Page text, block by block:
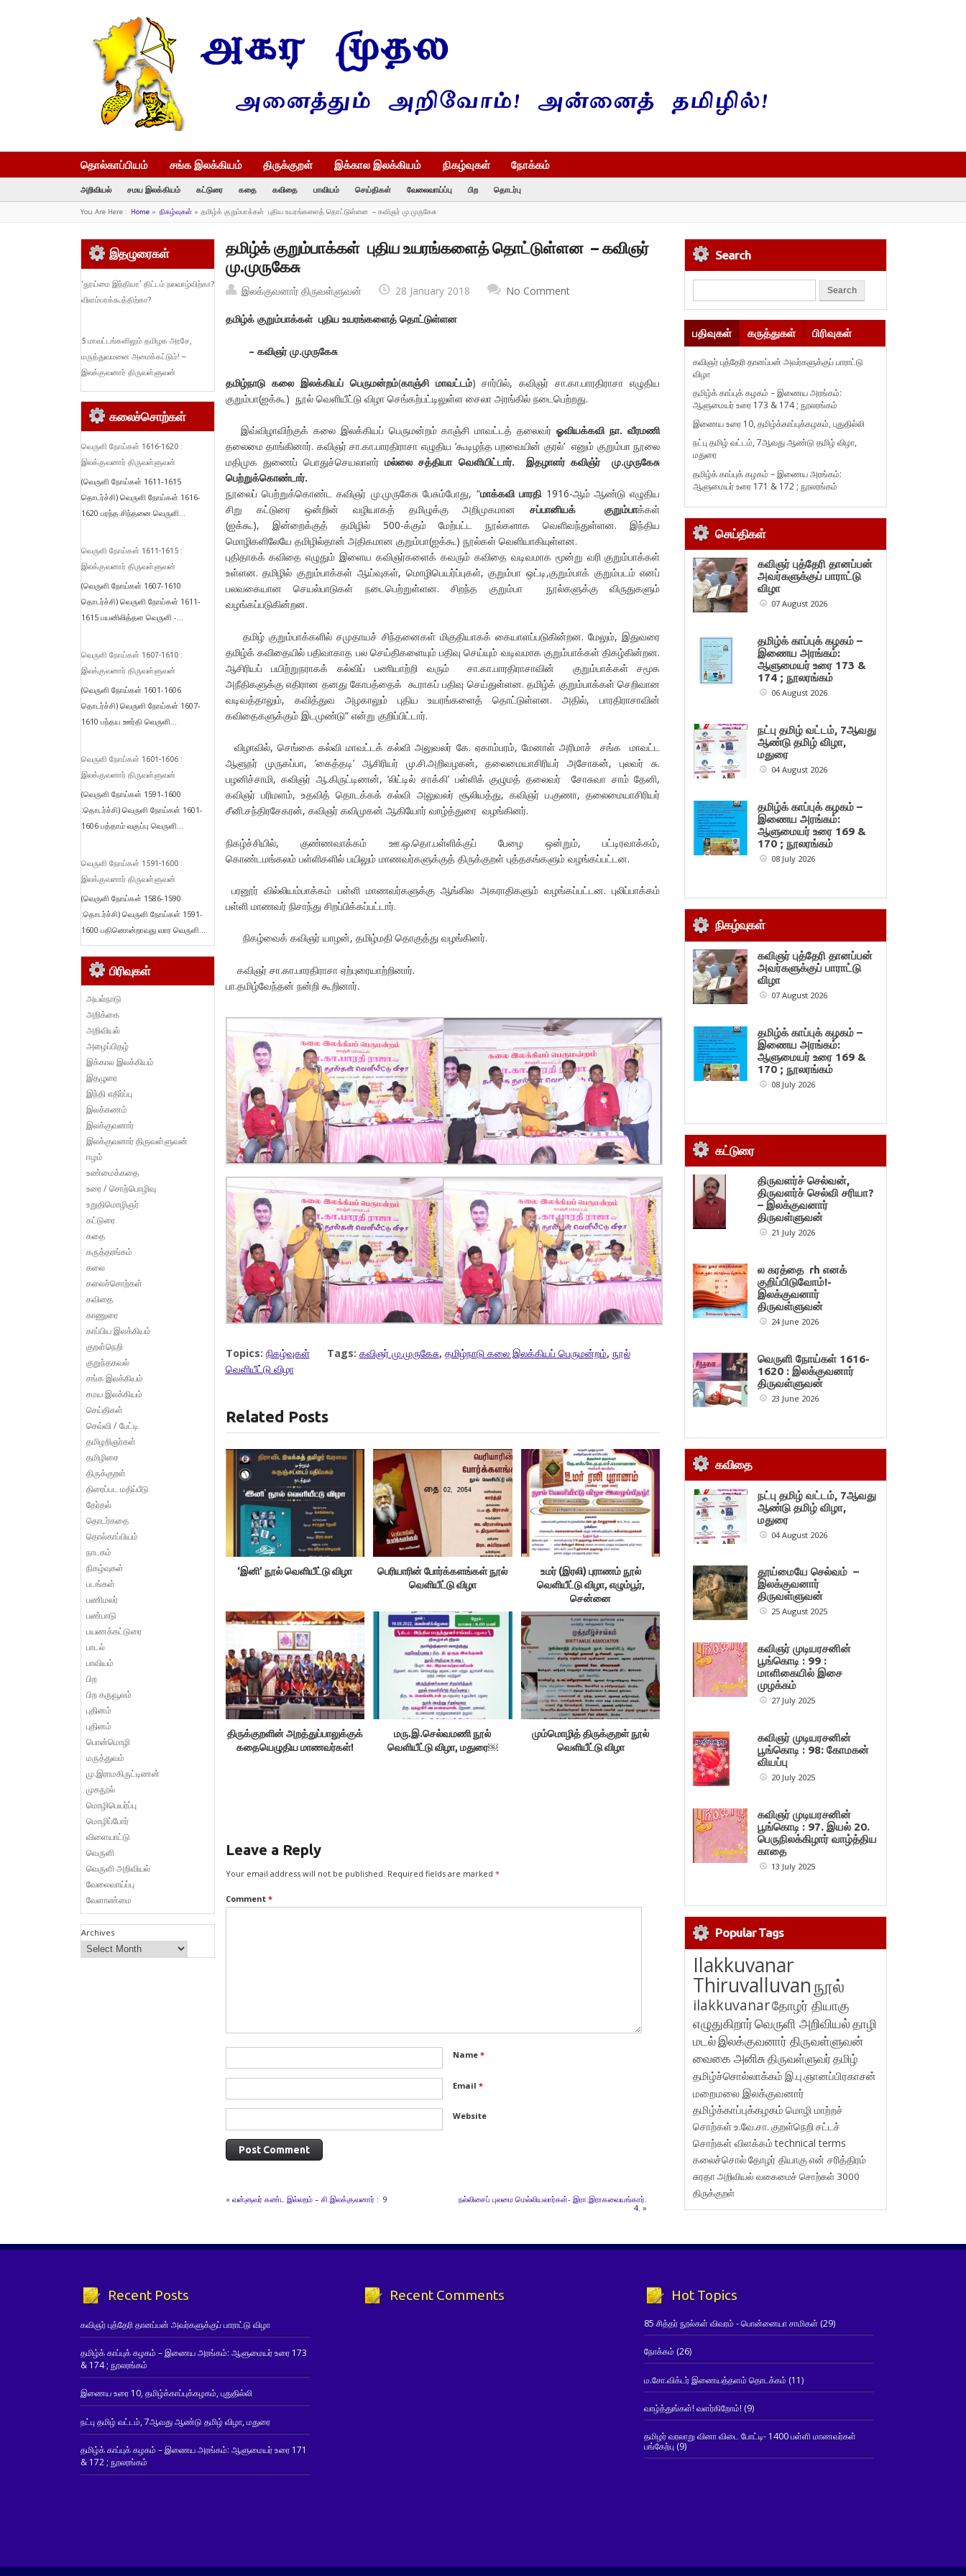
தொல்காப்பியம் சங்க இலக்கியம் திருக்குறள் இக்கால இலக்கியம் நிகழ்வுகள் நோக்கம்
அறிவியல் சமய இலக்கியம் கட்டுரை கதை கவிதை பாவியம் செய்திகள் வேலைவாய்ப்பு பிற தொடர்பு
You Are Here : Home» நிகழ்வுகள்» தமிழ்க் குறும்பாக்கள் புதிய உயரங்களைத் தொட்டுள்ளன – கவிஞர் மு.முருகேசு
தமிழ்க் குறும்பாக்கள் புதிய உயரங்களைத் தொட்டுள்ளன – கவிஞர்
மு.முருகேசு
இலக்குவனார் திருவள்ளுவன் 28 January 2018 No Comment
தமிழ்க் குறும்பாக்கள் புதிய உயரங்களைத் தொட்டுள்ளன
– கவிஞர் மு.முருகேசு
தமிழ்நாடு கலை இலக்கியப் பெருமன்றம்(காஞ்சி மாவட்டம்) சார்பில், கவிஞர் சா.கா.பாரதிராசா எழுதிய
குறும்பா(ஐக்கூ) நூல் வெளியீட்டு விழா செங்கற்பட்டிலுள்ள சைலா அரங்கில் நடைபெற்றது.
இவ்விழாவிற்குக் கலை இலக்கியப் பெருமன்றம் காஞ்சி மாவட்டத் தலைவர்ஓவியக்கவி நா. வீரமணி
தலைமை தாங்கினார். கவிஞர் சா.கா.பாரதிராசா எழுதிய ‘கூடிழந்த பறவையின் குரல்’ எனும் குறும்பா நூலை
மதிமுக துணைப் பொதுச்செயலாளர்மல்லை சத்தியா வெளியிட்டார். இதழாளர் கவிஞ்ர் மு.முருகேசு
பெற்றுக்கொண்டார்.
நூலைப் பெற்றுக்கொண்ட கவிஞர் மு.முருகேசு பேசும்போது, “மாக்கவி பாரதி1916-ஆம் ஆண்டு எழுதிய
சிறு கட்டுரை ஒன்றின் வழியாகத் தமிழுக்கு அறிமுகமானசப்பானியக் குறும்பாக்கள்
(ஐக்கூ), இன்றைக்குத் தமிழில் 500-க்கும் மேற்பட்ட நூல்களாக வெளிவந்துள்ளன. இந்திய
மொழிகளிலேயே தமிழில்தான் அதிகமான குறும்பா(ஐக்கூ) நூல்கள் வெளியாகியுள்ளன.
புதிதாகக் கவிதை எழுதும் இளைய கவிஞர்களைக் கவரும் கவிதை வடிவமாக மூன்று வரி குறும்பாக்கள்
உள்ளன. தமிழில் குறும்பாக்கள் ஆய்வுகள், மொழிபெயர்ப்புகள், குறும்பா ஒட்டி,குறும்பாக் குறும்படம் எனப்
பலவகையான செயல்பாடுகள் நடைபெற்றுள்ளன. சிறந்த குறும்பா நூல்களுக்கு விருதுகளும்
வழங்கப்படுகின்றன.
தமிழ் குறும்பாக்களில் சமுதாயச் சிந்தனைகள் மிகுதியாகக் கையாளப்படுகின்றன. மேலும், இதுவரை
தமிழ்க் கவிதையில் பதிவாகாத பல செய்திகளையும் பதிவு செய்யும் வடிவமாக குறும்பாக்கள் திகழ்கின்றன.
ஆசிரியப் பயிற்றுநராகக் கல்விப் பணியாற்றி வரும் சா.கா.பாரதிராசாவின் குறும்பாக்கள் சமூக
அநீதிகளுக்கு எதிரான தனது கோபத்தைக் கூராகப் பதிவு செய்துள்ளன. தமிழ்க் குறும்பாக்கள் செறிவான
வடிவத்தாலும், கவித்துவ அழகாலும் புதிய உயரங்களைத் தொட்டுள்ளன. அதில், பாரதிராசாவின்
கவிதைகளுக்கும் இடமுண்டு” என்று குறிப்பிட்டார்.
விழாவில், செங்கை கல்வி மாவட்டக் கல்வி அலுவலர் கே. ஏகாம்பரம், மேனாள் அரிமாச் சங்க மாவட்ட
ஆளுநர் முருகப்பா, ’கைத்தடி’ ஆசிரியர் மு.சி.அறிவழகன், தலைமையாசிரியர் அசோகன், புலவர் சு.
பழனிச்சாமி, கவிஞர் ஆ.கிருட்டிணன், ‘லிட்டில் சாக்கி’ பள்ளிக் குழுமத் தலைவர் சோசுவா சாம் தேனி,
கவிஞர் பரிமளம், உதவித் தொடக்கக் கல்வி அலுவலர் சூலியத்து, கவிஞர் ப.குணா, தலைமையாசிரியர்
சீனி.சந்திரசேகரன், கவிஞர் கவிமுகன் ஆகியோர் வாழ்த்துரை வழங்கினர்.
நிகழ்ச்சியில், குண்ணவாக்கம் ஊ.ஒ.தொ.பள்ளிக்குப் பேழை ஒன்றும், பட்டிரவாக்கம்,
கொண்டமங்கலம் பள்ளிகளில் பயிலும் மாணவர்களுக்குத் திருக்குறள் புத்தகங்களும் வழங்கப்பட்டன.
பரனூர் வில்லியம்பாக்கம் பள்ளி மாணவர்களுக்கு ஆங்கில அகராதிகளும் வழங்கப்பட்டன. புலிப்பாக்கம்
பள்ளி மாணவர் நிசாந்து சிறப்பிக்கப்பட்டார்.
நிகழ்வைக் கவிஞர் யாழன், தமிழ்மதி தொகுத்து வழங்கினர்.
கவிஞர் சா.கா.பாரதிராசா ஏற்புரையாற்றினார்.
பா.தமிழ்வேந்தன் நன்றி கூறினார்.
Topics: நிகழ்வுகள் Tags: கவிஞர் மு.முருகேசு, தமிழ்நாடு கலை இலக்கியப் பெருமன்றம், நூல்
வெளியீட்டு விழா
Related Posts
‘இனி’ நூல் வெளியீட்டு விழா
பெரியாரின் போர்க்களங்கள் நூல்
வெளியீட்டு விழா
உமர் (இரலி) புராணம் நூல்
வெளியீட்டு விழா, எழும்பூர்,
சென்னை
திருக்குறளின் அறத்துப்பாலுக்குக்
கதையெழுதிய மாணவர்கள்!
மரு.இ.செல்வமணி நூல்
வெளியீட்டு விழா, மதுரை￼
மும்மொழித் திருக்குறள் நூல்
வெளியீட்டு விழா
Leave a Reply
Your email address will not be published. Required fields are marked *
Comment *
Name *
Email *
Website
« வள்ளுவர் கண்ட இல்லறம் – சி.இலக்குவனார் : 9
நல்லிசைப் புலமை மெல்லியலார்கள்- இரா.இராகவையங்கார்.
4. »
இதழுரைகள்
‘தூய்மை இந்தியா’ திட்டம் நலவாழ்விற்கா?
விளம்பரக்கூத்திற்கா?
5 மாவட்டங்களிலும் தமிழக அரசே,
மருத்துவமனை அமைக்கட்டும்! –
இலக்குவனார் திருவள்ளுவன்
கலைச்சொற்கள்
வெருளி நோய்கள் 1616-1620 :
இலக்குவனார் திருவள்ளுவன்
(வெருளி நோய்கள் 1611-1615
தொடர்ச்சி) வெருளி நோய்கள் 1616-
1620 பரந்த சிந்தனை வெருளி...
வெருளி நோய்கள் 1611-1615 :
இலக்குவனார் திருவள்ளுவன்
(வெருளி நோய்கள் 1607-1610
தொடர்ச்சி) வெருளி நோய்கள் 1611-
1615 பயனிலித்தள வெருளி -...
வெருளி நோய்கள் 1607-1610 :
இலக்குவனார் திருவள்ளுவன்
(வெருளி நோய்கள் 1601-1606
தொடர்ச்சி) வெருளி நோய்கள் 1607-
1610 பந்தய ஊர்தி வெருளி...
வெருளி நோய்கள் 1601-1606 :
இலக்குவனார் திருவள்ளுவன்
(வெருளி நோய்கள் 1591-1600
:தொடர்ச்சி) வெருளி நோய்கள் 1601-
1606 பத்தாம் வகுப்பு வெருளி...
வெருளி நோய்கள் 1591-1600 :
இலக்குவனார் திருவள்ளுவன்
(வெருளி நோய்கள் 1586-1590
:தொடர்ச்சி) வெருளி நோய்கள் 1591-
1600 பதினொன்றாவது வார வெருளி...
பிரிவுகள்
அயல்நாடு
அறிக்கை
அறிவியல்
அழைப்பிதழ்
இக்கால இலக்கியம்
இதழுரை
இந்தி எதிர்ப்பு
இலக்கணம்
இலக்குவனார்
இலக்குவனார் திருவள்ளுவன்
ஈழம்
உண்மைக்கதை
உரை / சொற்பொழிவு
உறுதிமொழிஞர்
கட்டுரை
கதை
கருத்தரங்கம்
கலை
கலைச்சொற்கள்
கவிதை
காணுரை
காப்பிய இலக்கியம்
குறள்நெறி
குறுந்தகவல்
சங்க இலக்கியம்
சமய இலக்கியம்
செய்திகள்
செவ்வி / பேட்டி
தமிழறிஞர்கள்
தமிழிசை
திருக்குறள்
திரைப்பட மதிப்பீடு
தேர்தல்
தொடர்கதை
தொல்காப்பியம்
நாடகம்
நிகழ்வுகள்
படங்கள்
பணிமலர்
பண்பாடு
பயணக்கட்டுரை
பாடல்
பாவியம்
பிற
பிற கருவூலம்
புதினம்
புதினம்
பொன்மொழி
மருத்துவம்
மு.இராமகிருட்டிணன்
முகநூல்
மொழிபெயர்ப்பு
மொழிப்போர்
விளையாட்டு
வெருளி
வெருளி அறிவியல்
வேலைவாய்ப்பு
வேளாண்மை
Archives
Search
பதிவுகள் கருத்துகள் பிரிவுகள்
கவிஞர் புத்தேரி தானப்பன் அவர்களுக்குப் பாராட்டு
விழா
தமிழ்க் காப்புக் கழகம் – இணைய அரங்கம்:
ஆளுமையர் உரை 173 & 174 ; நூலரங்கம்
இணைய உரை 10, தமிழ்க்காப்புக்கழகம், புதுதில்லி
நட்பு தமிழ் வட்டம், 7ஆவது ஆண்டு தமிழ் விழா,
மதுரை
தமிழ்க் காப்புக் கழகம் – இணைய அரங்கம்:
ஆளுமையர் உரை 171 & 172 ; நூலரங்கம்
செய்திகள்
கவிஞர் புத்தேரி தானப்பன்
அவர்களுக்குப் பாராட்டு
விழா
07 August 2026
தமிழ்க் காப்புக் கழகம் –
இணைய அரங்கம்:
ஆளுமையர் உரை 173 &
174 ; நூலரங்கம்
06 August 2026
நட்பு தமிழ் வட்டம், 7ஆவது
ஆண்டு தமிழ் விழா,
மதுரை
04 August 2026
தமிழ்க் காப்புக் கழகம் –
இணைய அரங்கம்:
ஆளுமையர் உரை 169 &
170 ; நூலரங்கம்
08 July 2026
நிகழ்வுகள்
கவிஞர் புத்தேரி தானப்பன்
அவர்களுக்குப் பாராட்டு
விழா
07 August 2026
தமிழ்க் காப்புக் கழகம் –
இணைய அரங்கம்:
ஆளுமையர் உரை 169 &
170 ; நூலரங்கம்
08 July 2026
கட்டுரை
திருவளர்ச் செல்வன்,
திருவளர்ச் செல்வி சரியா?
– இலக்குவனார்
திருவள்ளுவன்
21 July 2026
ல கரத்தை rh எனக்
குறிப்பிடுவோம்!-
இலக்குவனார்
திருவள்ளுவன்
24 June 2026
வெருளி நோய்கள் 1616-
1620 : இலக்குவனார்
திருவள்ளுவன்
23 June 2026
கவிதை
நட்பு தமிழ் வட்டம், 7ஆவது
ஆண்டு தமிழ் விழா,
மதுரை
04 August 2026
தூய்மையே செல்வம் –
இலக்குவனார்
திருவள்ளுவன்
25 August 2025
கவிஞர் முடியரசனின்
பூங்கொடி : 99 :
மாளிகையில் இசை
முழக்கம்
27 July 2025
கவிஞர் முடியரசனின்
பூங்கொடி : 98: கோமகன்
வியப்பு
20 July 2025
கவிஞர் முடியரசனின்
பூங்கொடி : 97. இயல் 20.
பெருநிலக்கிழார் வாழ்த்திய
காதை
13 July 2025
Popular Tags
Ilakkuvanar
Thiruvalluvanநூல்
ilakkuvanarதோழர் தியாகு
எழுதுகிறார்வெருளி அறிவியல்தாழி
மடல்இலக்குவனார் திருவள்ளுவன்
வைகை அனிசுதிருவள்ளுவர்தமிழ்
தமிழ்ச்சொல்லாக்கம் இ.பு.ஞானப்பிரகாசன்
மறைமலை இலக்குவனார்
தமிழ்க்காப்புக்கழகம் மொழி மாற்றச்
சொற்கள்உ.வே.சா. குறள்நெறி சட்டச்
சொற்கள் விளக்கம்technical terms
கலைச்சொல்தோழர் தியாகுஎன் சரித்திரம்
சுரதாஅறிவியல் வகைமைச் சொற்கள் 3000
திருக்குறள்
Recent Posts
கவிஞர் புத்தேரி தானப்பன் அவர்களுக்குப் பாராட்டு விழா
தமிழ்க் காப்புக் கழகம் – இணைய அரங்கம்: ஆளுமையர் உரை 173
& 174 ; நூலரங்கம்
இணைய உரை 10, தமிழ்க்காப்புக்கழகம், புதுதில்லி
நட்பு தமிழ் வட்டம், 7ஆவது ஆண்டு தமிழ் விழா, மதுரை
தமிழ்க் காப்புக் கழகம் – இணைய அரங்கம்: ஆளுமையர் உரை 171
& 172 ; நூலரங்கம்
Recent Comments Hot Topics
85 சித்தர் நூல்கள் விவரம் - பொன்னையா சாமிகள் (29)
நோக்கம் (26)
ம.சோ.விக்டர் இணையத்தளம் தொடக்கம் (11)
வாழ்த்துங்கள்! வளர்கிறோம்! (9)
தமிழர் வரலாறு வினா விடை போட்டி- 1400 பள்ளி மாணவர்கள்
பங்கேற்பு(9)